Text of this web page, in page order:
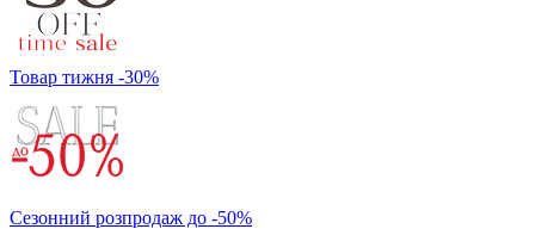
Товар тижня -30%
Сезонний розпродаж до -50%